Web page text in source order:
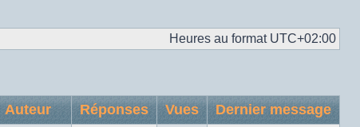
Heures au format UTC+02:00
Auteur Réponses Vues Dernier message